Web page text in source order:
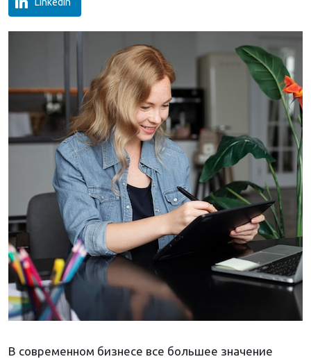
LinkedIn
В современном бизнесе все большее значение